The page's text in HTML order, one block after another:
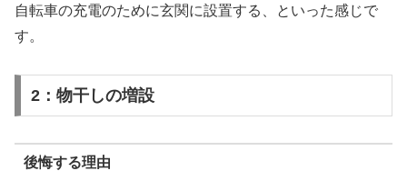
自転車の充電のために玄関に設置する、といった感じで
す。
2：物干しの増設
後悔する理由